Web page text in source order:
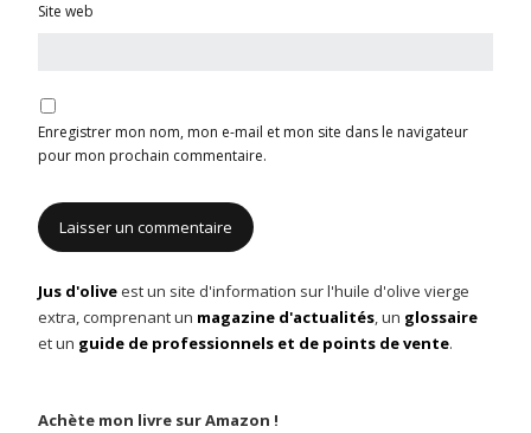
Site web
Enregistrer mon nom, mon e-mail et mon site dans le navigateur
pour mon prochain commentaire.
Jus d'oliveest un site d'information sur l'huile d'olive vierge
extra, comprenant un magazine d'actualités, un glossaire
et un guide de professionnels et de points de vente.
Achète mon livre sur Amazon !